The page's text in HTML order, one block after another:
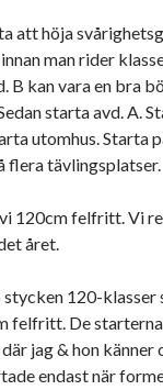
att höja
man rider
B kan vara en bra
starta avd. A.
utomhus. Starta
flera tävlingsplatser.
120cm felfritt. Vi
året.
120-klasser
felfritt. De
jag & hon känner
endast när